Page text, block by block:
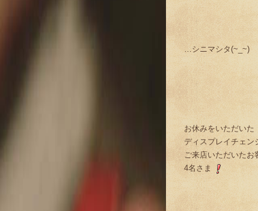
…シニマシタ(~_~)
お休みをいただいた
ディスプレイチェン
ご来店いただいたお
4名さま